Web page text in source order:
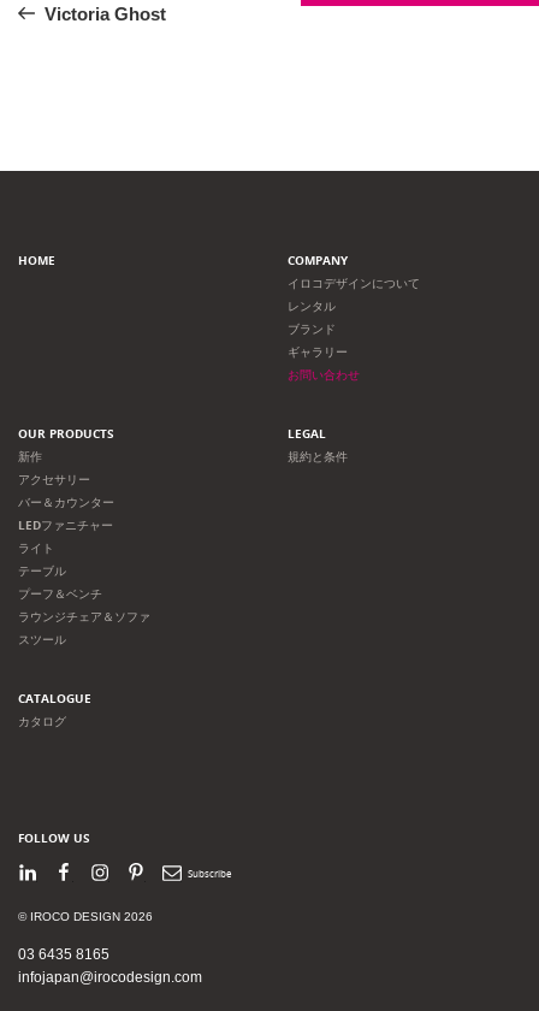
稿
ゲ
シ
Victoria Ghost
HOME
COMPANY
イロコデザインについて
レンタル
ブランド
ギャラリー
お問い合わせ
OUR PRODUCTS
新作
アクセサリー
バー＆カウンター
LEDファニチャー
ライト
テーブル
プーフ＆ベンチ
ラウンジチェア＆ソファ
スツール
LEGAL
規約と条件
CATALOGUE
カタログ
FOLLOW US
LinkedInFacebook
Instagram
PinterestNewsletter
© IROCO DESIGN 2026
03 6435 8165
infojapan@irocodesign.com